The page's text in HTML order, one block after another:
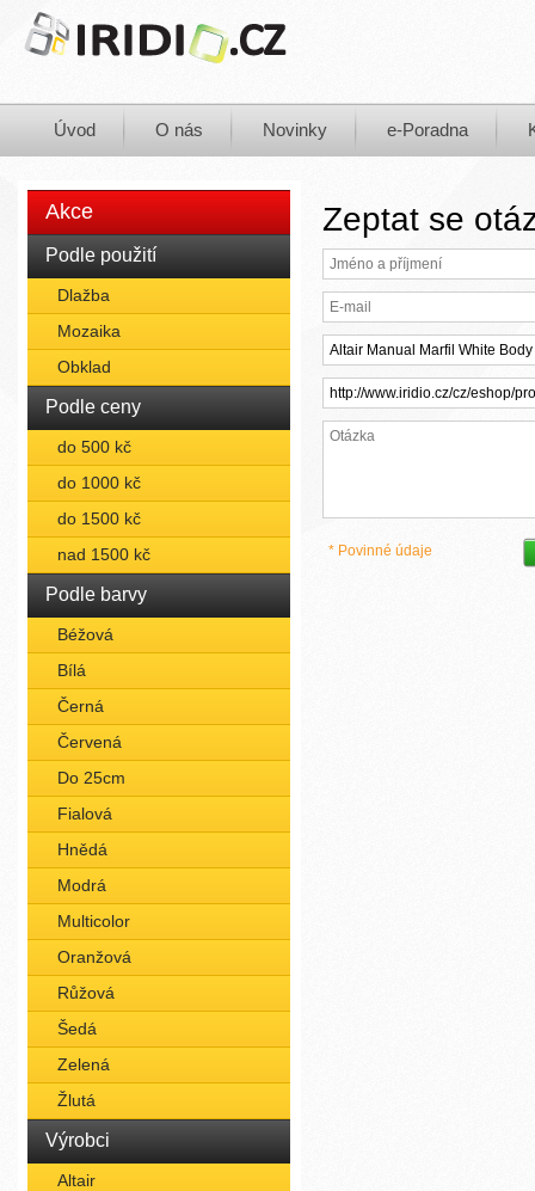
Úvod O nás Novinky e-Poradna
Akce
Podle použití
Dlažba
Mozaika
Obklad
Podle ceny
do 500 kč
do 1000 kč
do 1500 kč
nad 1500 kč
Podle barvy
Béžová
Bílá
Černá
Červená
Do 25cm
Fialová
Hnědá
Modrá
Multicolor
Oranžová
Růžová
Šedá
Zelená
Žlutá
Výrobci
Altair
Zeptat se
* Povinné údaje